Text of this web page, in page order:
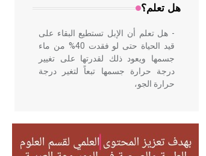
هل تعلم؟
- هل تعلم أن الإبل تستطيع البقاء على
قيد الحياة حتى لو فقدت 40% من ماء
جسمها ويعود ذلك لقدرتها على تغيير
درجة حرارة جسمها تبعاً لتغير درجة
حرارة الجو،
- هل تعلم أن أبقراط كتب في الطب
أربعة مؤلفات هي: الحكم، الأدلة، تنظيم
التغذية، ورسالته في جروح الرأس.